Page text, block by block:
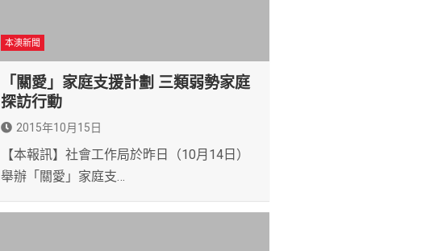
本澳新聞
「關愛」家庭支援計劃 三類弱勢家庭
探訪行動
2015年10月15日
【本報訊】社會工作局於昨日（10月14日）
舉辦「關愛」家庭支…